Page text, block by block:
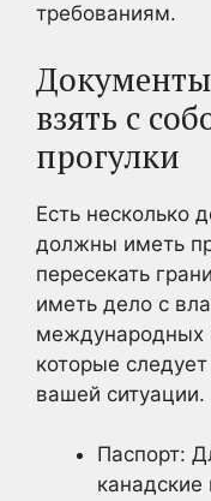
требованиям.
взять с
прогулки
Есть несколько
должны иметь
пересекать
иметь дело с
международных
которые
вашей ситуации.
Паспорт: